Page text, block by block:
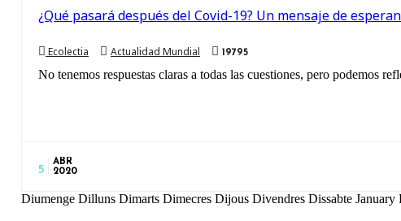
¿Qué pasará después del Covid-19? Un mensaje de
Ecolectia Actualidad Mundial 19795
No tenemos respuestas claras a todas las cuestiones, pero podemos
5
ABR
2020
Diumenge Dilluns Dimarts Dimecres Dijous Divendres Dissabte